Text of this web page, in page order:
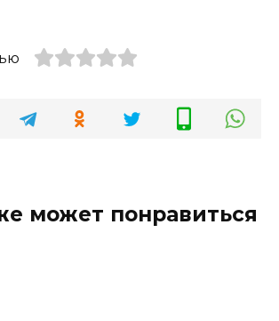
может понравиться